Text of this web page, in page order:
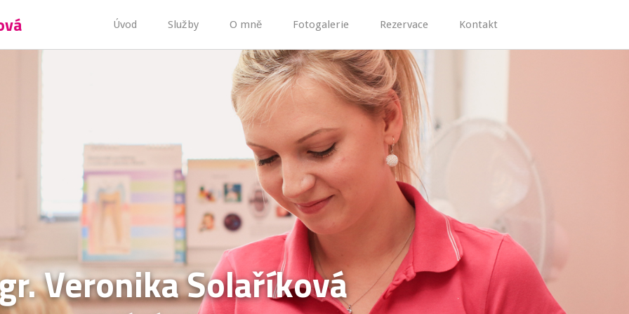
Úvod Služby O mně Fotogalerie Rezervace Kontakt
Veronika Solaříková